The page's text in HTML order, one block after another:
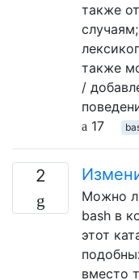
также
также
/
17
2
Можно
bash в
этот
вместо